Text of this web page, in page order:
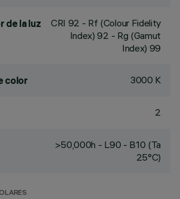
de la luz CRI 92 - Rf (Colour Fidelity
Index) 92 - Rg (Gamut
Index) 99
color 3000 K
2
>50,000h - L90 - B10 (Ta
25°C)